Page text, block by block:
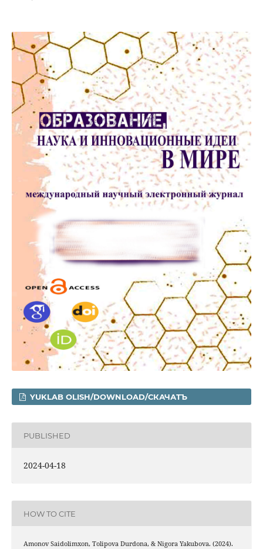
YUKLAB OLISH/DOWNLOAD/СКАЧАТЪ
PUBLISHED
2024-04-18
HOW TO CITE
Amonov Saidolimxon, Tolipova Durdona, & Nigora Yakubova. (2024).